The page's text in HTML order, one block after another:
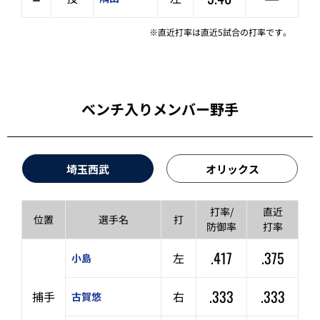
※直近打率は直近5試合の打率です。
ベンチ入りメンバー野手
埼玉西武 オリックス
位置 選手名 打
打率/
防御率
直近
打率
捕手
小島 左 .417 .375
古賀悠 右 .333 .333